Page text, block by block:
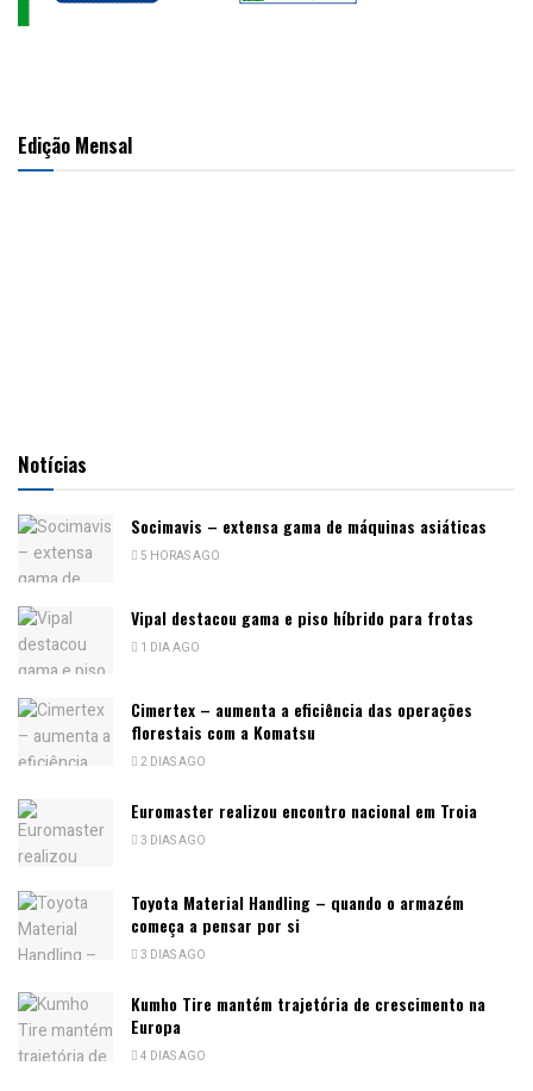
Edição Mensal
Notícias
Socimavis – extensa gama de máquinas asiáticas
5 HORAS AGO
Vipal destacou gama e piso híbrido para frotas
1 DIA AGO
Cimertex – aumenta a eficiência das operações
florestais com a Komatsu
2 DIAS AGO
Euromaster realizou encontro nacional em Troia
3 DIAS AGO
Toyota Material Handling – quando o armazém
começa a pensar por si
3 DIAS AGO
Kumho Tire mantém trajetória de crescimento na
Europa
4 DIAS AGO